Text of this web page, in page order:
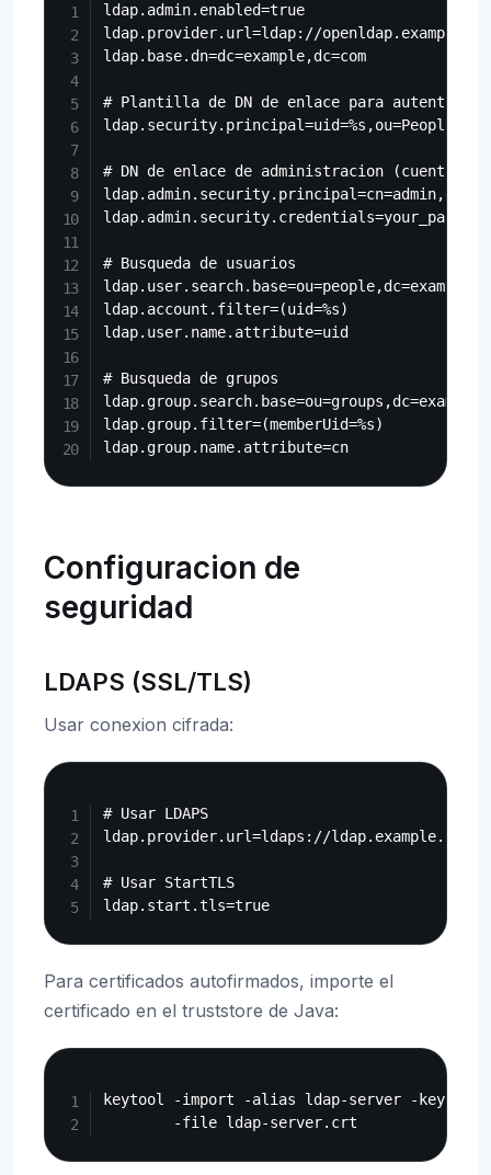
ldap.admin.enabled=true
ldap.provider.url=ldap://
ldap.base.dn=dc=example,dc=com
# Plantilla de DN de enlace para
# DN de enlace de administracion (cuenta
# Busqueda de usuarios
ldap.account.filter=(uid=%s)
ldap.user.name.attribute=uid
# Busqueda de grupos
ldap.group.filter=(memberUid=%s)
Configuracion de
seguridad
LDAPS (SSL/TLS)
Usar conexion cifrada:
# Usar LDAPS
ldap.provider.url=ldaps://
# Usar StartTLS
Para certificados autofirmados, importe el
certificado en el truststore de Java:
keytool -import -alias ldap-server -keystore